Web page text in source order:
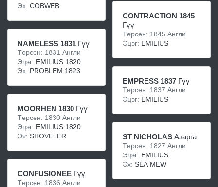
Эх: COBWEB
NAMELESS 1831 Гүү
Төрсөн: 1831 Англи
Эцэг: EMILIUS 1820
Эх: PROBLEM 1823
MOORHEN 1830 Гүү
Төрсөн: 1830 Англи
Эцэг: EMILIUS 1820
Эх: SHOVELER
CONFUSIONEE Гүү
Төрсөн: 1836 Англи
CONTRACTION 1845
Гүү
Төрсөн: 1845 Англи
Эцэг: EMILIUS
EMPRESS 1837 Гүү
Төрсөн: 1837 Англи
Эцэг: EMILIUS
ST NICHOLAS Азарга
Төрсөн: 1827 Англи
Эцэг: EMILIUS
Эх: SEA MEW